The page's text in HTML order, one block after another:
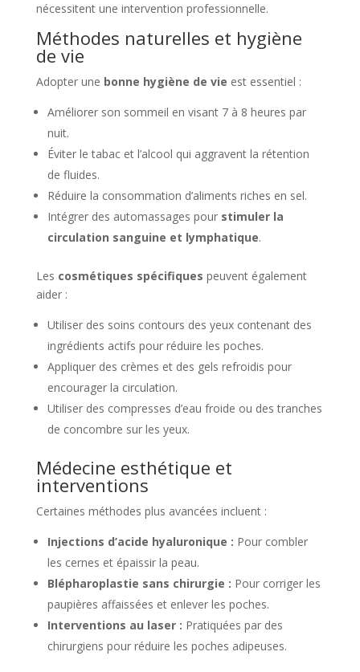
nécessitent une intervention professionnelle.
Méthodes naturelles et hygiène
de vie
Adopter une bonne hygiène de vie est essentiel :
Améliorer son sommeil en visant 7 à 8 heures par
nuit.
Éviter le tabac et l’alcool qui aggravent la rétention
de fluides.
Réduire la consommation d’aliments riches en sel.
Intégrer des automassages pour stimuler la
circulation sanguine et lymphatique.
Les cosmétiques spécifiques peuvent également
aider :
Utiliser des soins contours des yeux contenant des
ingrédients actifs pour réduire les poches.
Appliquer des crèmes et des gels refroidis pour
encourager la circulation.
Utiliser des compresses d’eau froide ou des tranches
de concombre sur les yeux.
Médecine esthétique et
interventions
Certaines méthodes plus avancées incluent :
Injections d’acide hyaluronique : Pour combler
les cernes et épaissir la peau.
Blépharoplastie sans chirurgie : Pour corriger les
paupières affaissées et enlever les poches.
Interventions au laser : Pratiquées par des
chirurgiens pour réduire les poches adipeuses.